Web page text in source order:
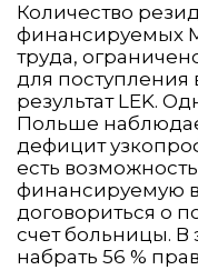
Количество
финансируемых
труда,
для поступления
результат LEK.
Польше
дефицит
есть
финансируемую
договориться о
счет больницы. В
набрать 56 %